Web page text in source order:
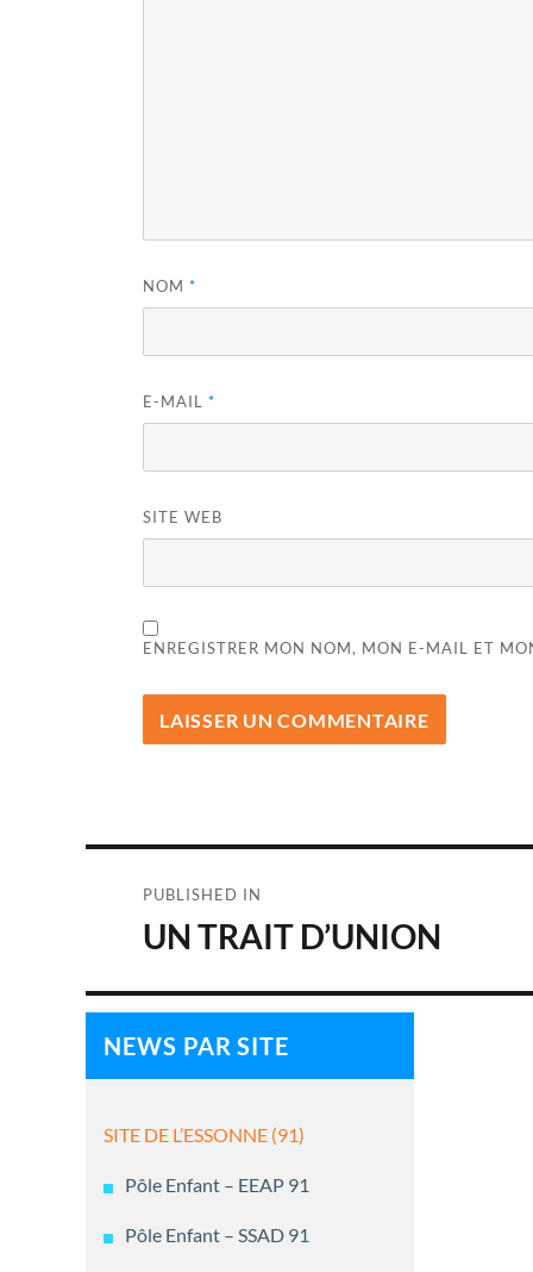
NOM *
E-MAIL *
SITE WEB
ENREGISTRER MON NOM, MON E-MAIL ET
de
PUBLISHED IN
UN TRAIT D’UNION
NEWS PAR SITE
SITE DE L’ESSONNE (91)
Pôle Enfant – EEAP 91
Pôle Enfant – SSAD 91